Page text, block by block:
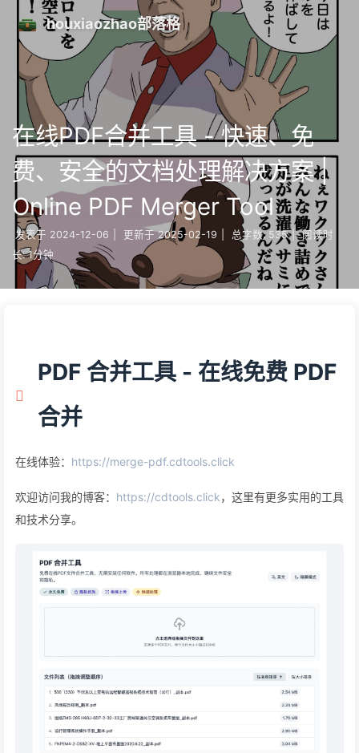
houxiaozhao部落格
在线PDF合并工具 - 快速、免
费、安全的文档处理解决方案 |
Online PDF Merger Tool
发表于 2024-12-06 更新于 2025-02-19 总字数: 535
阅读时
长: 1分钟
PDF 合并工具 - 在线免费 PDF
合并
在线体验： https://merge-pdf.cdtools.click
欢迎访问我的博客： https://cdtools.click，这里有更多实用的工具
和技术分享。